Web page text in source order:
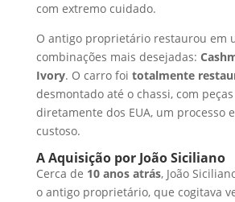
com extremo cuidado.
O antigo proprietário restaurou em
combinações mais desejadas:
Ivory. O carro foi totalmente
desmontado até o chassi, com
diretamente dos EUA, um processo
custoso.
A Aquisição por João Siciliano
Cerca de 10 anos atrás, João
o antigo proprietário, que cogitava